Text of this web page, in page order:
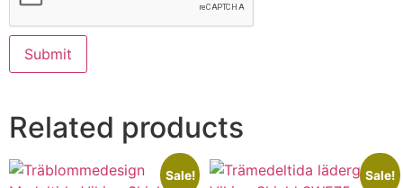
Related products
Sale! Sale!